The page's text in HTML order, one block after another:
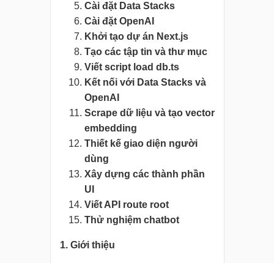
Cài đặt Data Stacks
Cài đặt OpenAI
Khởi tạo dự án Next.js
Tạo các tập tin và thư mục
Viết script load db.ts
Kết nối với Data Stacks và
OpenAI
Scrape dữ liệu và tạo vector
embedding
Thiết kế giao diện người
dùng
Xây dựng các thành phần
UI
Viết API route root
Thử nghiệm chatbot
1. Giới thiệu